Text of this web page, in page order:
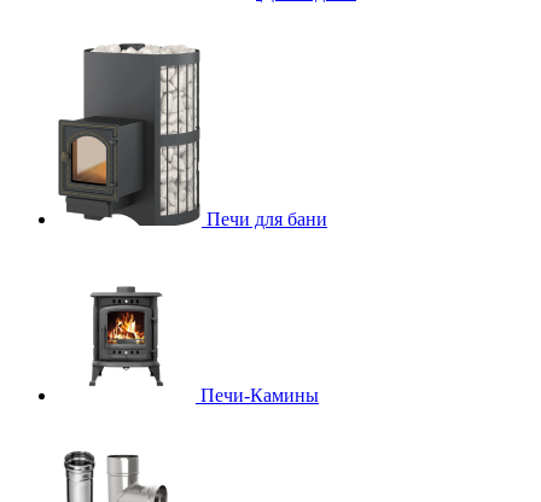
Печи для бани
Печи-Камины